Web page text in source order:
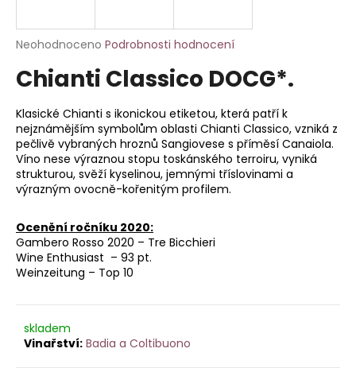
Průměrné
produktu
je
z
5
hvězdiček.
Neohodnoceno Podrobnosti hodnocení
Chianti Classico DOCG*.
Klasické Chianti s ikonickou etiketou, která patří k
nejznámějším symbolům oblasti Chianti Classico, vzniká z
pečlivě vybraných hroznů Sangiovese s příměsí Canaiola.
Víno nese výraznou stopu toskánského terroiru, vyniká
strukturou, svěží kyselinou, jemnými tříslovinami a
výrazným ovocně-kořenitým profilem.
Ocenění ročníku 2020:
Gambero Rosso 2020 – Tre Bicchieri
Wine Enthusiast – 93 pt.
Weinzeitung – Top 10
skladem
Badia a Coltibuono
j
t
?
HLEDAT
D
o
o
u